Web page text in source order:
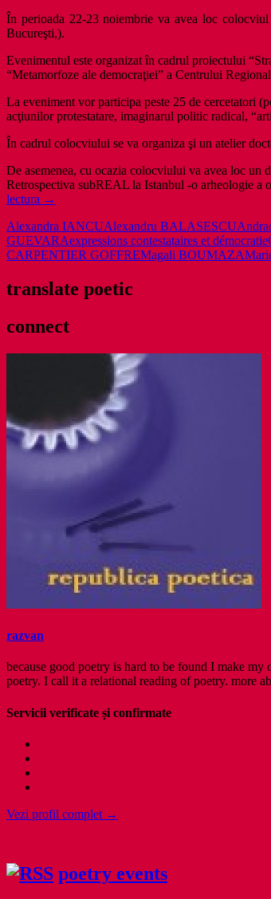
În perioada 22-23 noiembrie va avea loc colocviul
Bucureşti,).
Evenimentul este organizat în cadrul proiectului
“Metamorfoze ale democraţiei” a Centrului
La eveniment vor participa peste 25 de cercetatori
acţiunilor protestatare, imaginarul politic radical,
În cadrul colocviului se va organiza şi un atelier
De asemenea, cu ocazia colocviului va avea loc un
Retrospectiva subREAL la Istanbul -o arheologie a
lectura Sociétés,
contestataires
et
démocratie,
la
Facultatea
Ştiinţe
din
→
Alexandra IANCUAlexandru BALASESCU
GUEVARAexpressions contestataires et démocratie
CARPENTIER GOFFREMagali BOUMAZA
translate poetic
connect
razvan
because good poetry is hard to be found I make
poetry. I call it a relational reading of poetry. more
Servicii verificate și confirmate
Vezi profil complet →
poetry events